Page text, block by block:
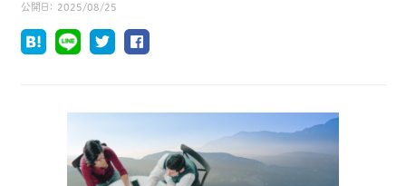
公開日： 2025/08/25